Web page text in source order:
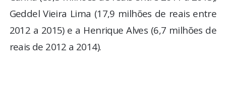
Geddel Vieira Lima (17,9 milhões de reais entre
2012 a 2015) e a Henrique Alves (6,7 milhões de
reais de 2012 a 2014).